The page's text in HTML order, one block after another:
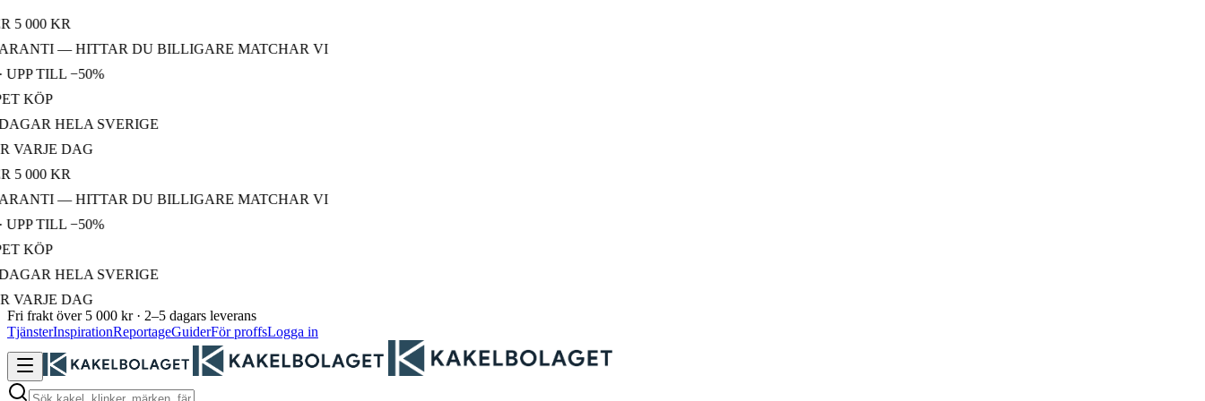
KR
— HITTAR DU BILLIGARE MATCHAR VI
TILL −50%
HELA SVERIGE
DAG
KR
— HITTAR DU BILLIGARE MATCHAR VI
TILL −50%
HELA SVERIGE
DAG
Fri frakt över 5 000 kr · 2–5 dagars leverans
TjänsterInspirationReportageGuiderFör proffsLogga in